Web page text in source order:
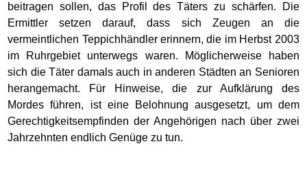
beitragen sollen, das Profil des Täters zu schärfen. Die
Ermittler setzen darauf, dass sich Zeugen an die
vermeintlichen Teppichhändler erinnern, die im Herbst 2003
im Ruhrgebiet unterwegs waren. Möglicherweise haben
sich die Täter damals auch in anderen Städten an Senioren
herangemacht. Für Hinweise, die zur Aufklärung des
Mordes führen, ist eine Belohnung ausgesetzt, um dem
Gerechtigkeitsempfinden der Angehörigen nach über zwei
Jahrzehnten endlich Genüge zu tun.